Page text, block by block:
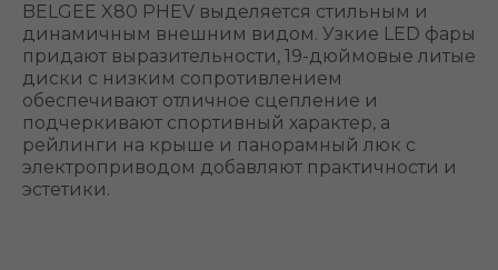
BELGEE X80 PHEV выделяется стильным и
динамичным внешним видом. Узкие LED фары
придают выразительности, 19-дюймовые литые
диски с низким сопротивлением
обеспечивают отличное сцепление и
подчеркивают спортивный характер, а
рейлинги на крыше и панорамный люк с
электроприводом добавляют практичности и
эстетики.